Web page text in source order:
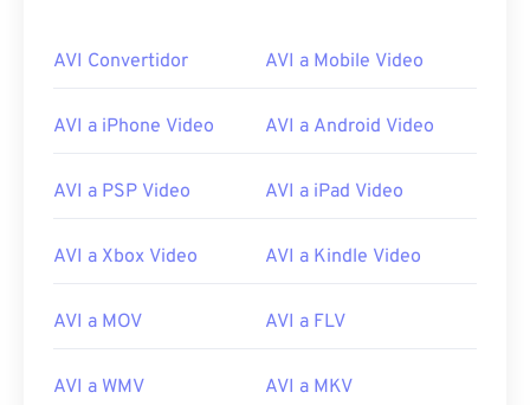
00 00
00 00
00 00
00 00
AVI Convertidor AVI a Mobile Video
AVI a iPhone Video AVI a Android Video
AVI a PSP Video AVI a iPad Video
AVI a Xbox Video AVI a Kindle Video
AVI a MOV AVI a FLV
AVI a WMV AVI a MKV